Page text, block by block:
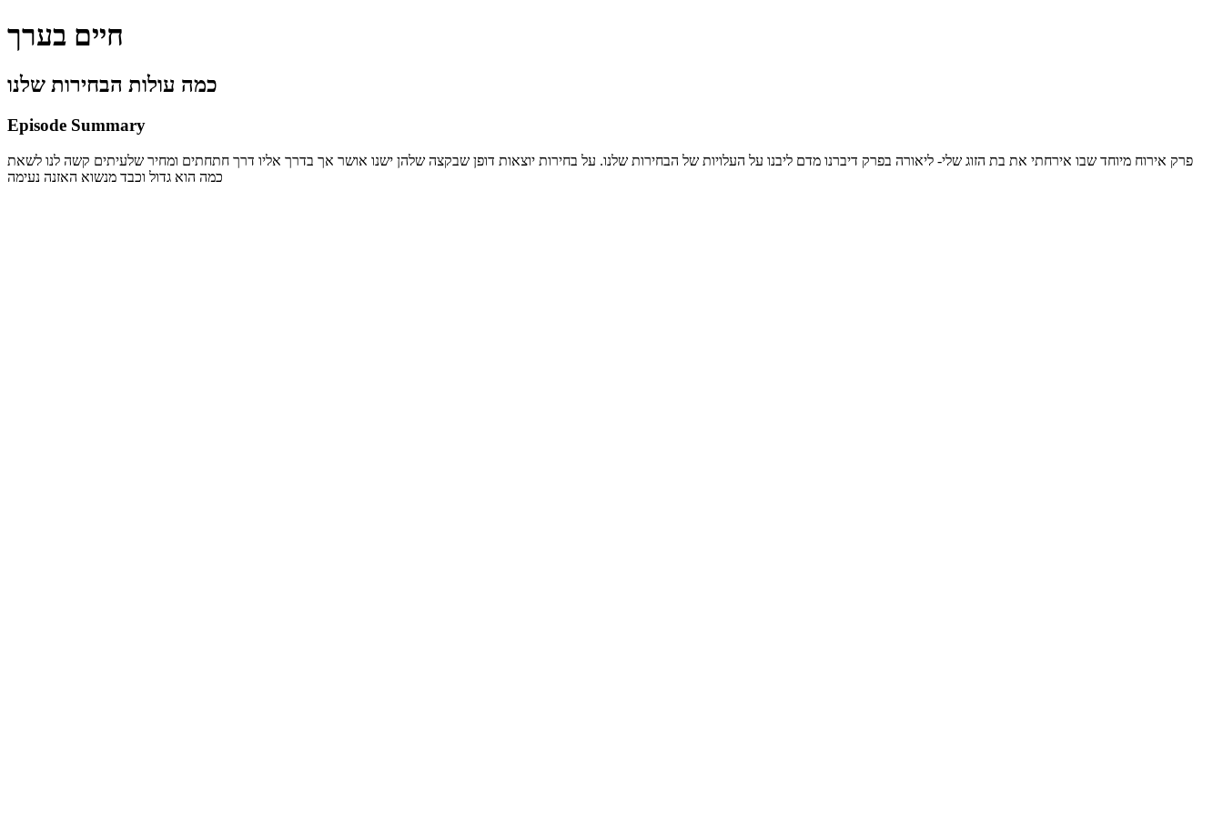
חיים בערך
כמה עולות הבחירות שלנו
Episode Summary
פרק אירוח מיוחד שבו אירחתי את בת הזוג שלי- ליאורה בפרק דיברנו מדם ליבנו על העלויות של הבחירות שלנו. על בחירות יוצאות דופן שבקצה שלהן ישנו אושר אך בדרך אליו דרך חתחתים ומחיר שלעיתים קשה לנו לשאת
כמה הוא גדול וכבד מנשוא האזנה נעימה